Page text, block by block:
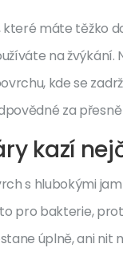
které máte těžko
na žvýkání.
kde se
za
kazí
s hlubokými
pro bakterie,
úplně, ani nit